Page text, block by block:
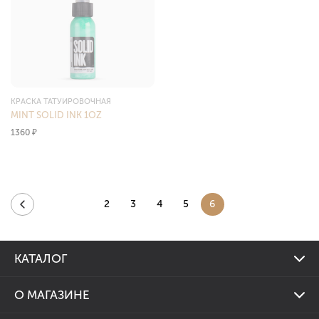
КРАСКА ТАТУИРОВОЧНАЯ
MINT SOLID INK 1OZ
1360 ₽
2 3 4 5 6
КАТАЛОГ
О МАГАЗИНЕ